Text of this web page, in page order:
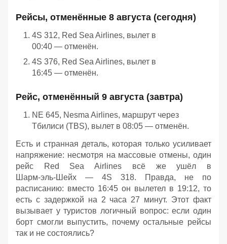
Рейсы, отменённые 8 августа (сегодня)
4S 312, Red Sea Airlines, вылет в
00:40 — отменён.
4S 376, Red Sea Airlines, вылет в
16:45 — отменён.
Рейс, отменённый 9 августа (завтра)
NE 645, Nesma Airlines, маршрут через
Тбилиси (TBS), вылет в 08:05 — отменён.
Есть и странная деталь, которая только усиливает
напряжение: несмотря на массовые отмены, один
рейс Red Sea Airlines всё же ушёл в
Шарм‑эль‑Шейх — 4S 318. Правда, не по
расписанию: вместо 16:45 он вылетел в 19:12, то
есть с задержкой на 2 часа 27 минут. Этот факт
вызывает у туристов логичный вопрос: если один
борт смогли выпустить, почему остальные рейсы
так и не состоялись?